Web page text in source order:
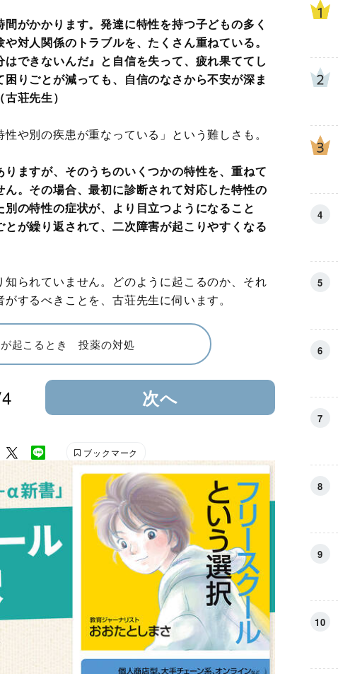
間がかかります。発達に特性を持つ子どもの多く
対人関係のトラブルを、たくさん重ねている。
できないんだ』と自信を失って、疲れ果ててし
りごとが減っても、自信のなさから不安が深ま
荘先生）
や別の疾患が重なっている」という難しさも。
りますが、そのうちのいくつかの特性を、重ねて
。その場合、最初に診断されて対応した特性の
の特性の症状が、より目立つようになること
が繰り返されて、二次障害が起こりやすくなる
られていません。どのように起こるのか、それ
するべきことを、古荘先生に伺います。
が起こるとき 投薬の対処
次へ
ブックマーク